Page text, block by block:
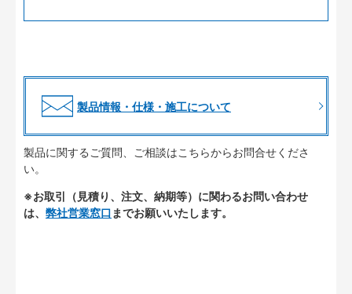
製品情報・仕様・施工について
製品に関するご質問、ご相談はこちらからお問合せくださ
い。
※お取引（見積り、注文、納期等）に関わるお問い合わせ
は、 弊社営業窓口 までお願いいたします。